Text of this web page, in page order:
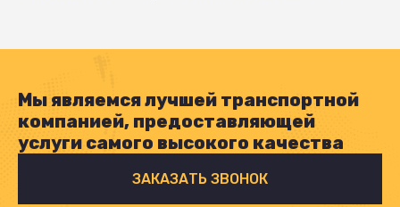
Мы являемся лучшей транспортной
компанией, предоставляющей
услуги самого высокого качества
ЗАКАЗАТЬ ЗВОНОК